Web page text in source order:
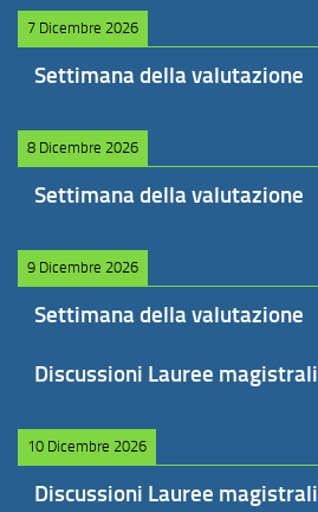
7 Dicembre 2026
Settimana della valutazione
8 Dicembre 2026
Settimana della valutazione
9 Dicembre 2026
Settimana della valutazione
Discussioni Lauree magistrali
10 Dicembre 2026
Discussioni Lauree magistrali